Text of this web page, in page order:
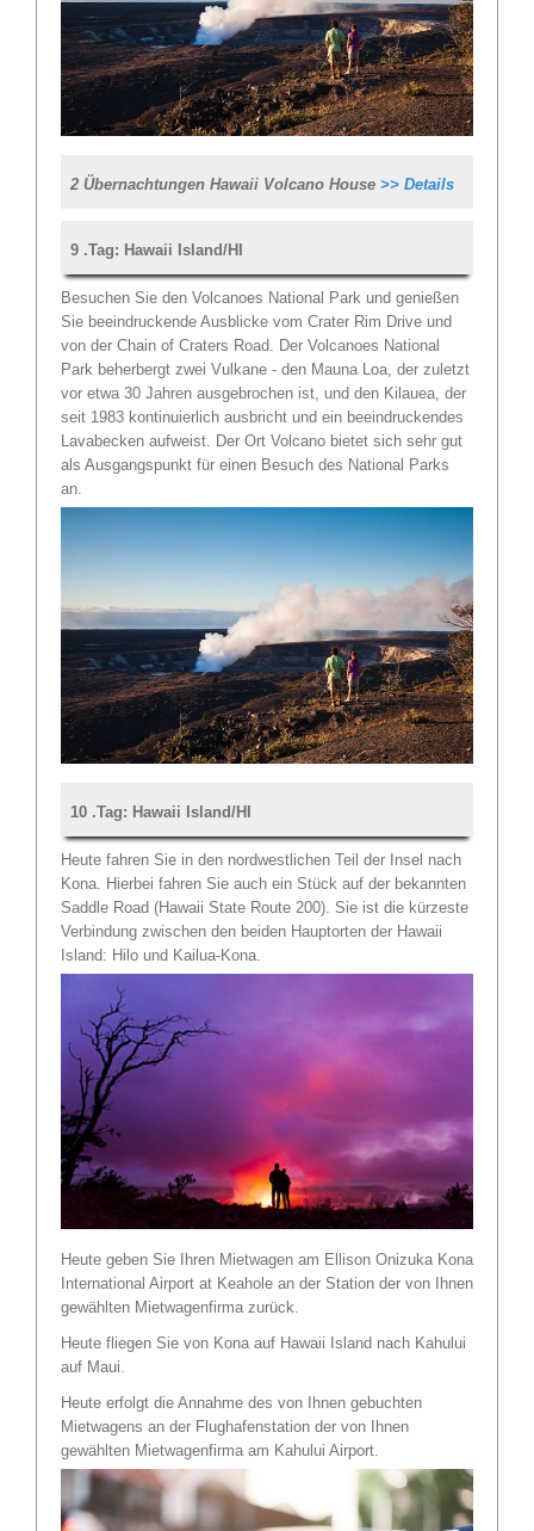
2 Übernachtungen Hawaii Volcano House >> Details
9 .Tag: Hawaii Island/HI
Besuchen Sie den Volcanoes National Park und genießen
Sie beeindruckende Ausblicke vom Crater Rim Drive und
von der Chain of Craters Road. Der Volcanoes National
Park beherbergt zwei Vulkane - den Mauna Loa, der zuletzt
vor etwa 30 Jahren ausgebrochen ist, und den Kilauea, der
seit 1983 kontinuierlich ausbricht und ein beeindruckendes
Lavabecken aufweist. Der Ort Volcano bietet sich sehr gut
als Ausgangspunkt für einen Besuch des National Parks
an.
10 .Tag: Hawaii Island/HI
Heute fahren Sie in den nordwestlichen Teil der Insel nach
Kona. Hierbei fahren Sie auch ein Stück auf der bekannten
Saddle Road (Hawaii State Route 200). Sie ist die kürzeste
Verbindung zwischen den beiden Hauptorten der Hawaii
Island: Hilo und Kailua-Kona.
Heute geben Sie Ihren Mietwagen am Ellison Onizuka Kona
International Airport at Keahole an der Station der von Ihnen
gewählten Mietwagenfirma zurück.
Heute fliegen Sie von Kona auf Hawaii Island nach Kahului
auf Maui.
Heute erfolgt die Annahme des von Ihnen gebuchten
Mietwagens an der Flughafenstation der von Ihnen
gewählten Mietwagenfirma am Kahului Airport.